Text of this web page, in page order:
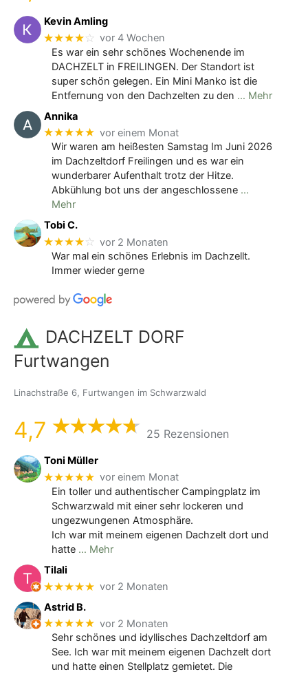
Kevin Amling
★★★★☆ vor 4 Wochen
Es war ein sehr schönes Wochenende im
DACHZELT in FREILINGEN. Der Standort ist
super schön gelegen. Ein Mini Manko ist die
Entfernung von den Dachzelten zu den … Mehr
Annika
★★★★★ vor einem Monat
Wir waren am heißesten Samstag Im Juni 2026
im Dachzeltdorf Freilingen und es war ein
wunderbarer Aufenthalt trotz der Hitze.
Abkühlung bot uns der angeschlossene …
Mehr
Tobi C.
★★★★☆ vor 2 Monaten
War mal ein schönes Erlebnis im Dachzellt.
Immer wieder gerne
DACHZELT DORF
Furtwangen
Linachstraße 6, Furtwangen im Schwarzwald
4,7 25 Rezensionen
Toni Müller
★★★★★ vor einem Monat
Ein toller und authentischer Campingplatz im
Schwarzwald mit einer sehr lockeren und
ungezwungenen Atmosphäre.
Ich war mit meinem eigenen Dachzelt dort und
hatte … Mehr
Tilali
★★★★★ vor 2 Monaten
Astrid B.
★★★★★ vor 2 Monaten
Sehr schönes und idyllisches Dachzeltdorf am
See. Ich war mit meinem eigenen Dachzelt dort
und hatte einen Stellplatz gemietet. Die